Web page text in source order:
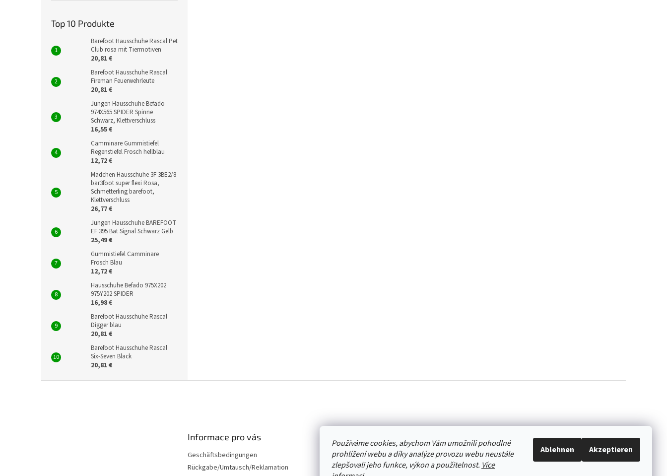
Používáme cookies, abychom Vám umožnili pohodlné
prohlížení webu a díky analýze provozu webu neustále
zlepšovali jeho funkce, výkon a použitelnost. Více
Ablehnen Akzeptieren
Top 10 Produkte
Barefoot Hausschuhe Rascal Pet
Club rosa mit Tiermotiven
20,81 €
Barefoot Hausschuhe Rascal
Fireman Feuerwehrleute
20,81 €
Jungen Hausschuhe Befado
974X565 SPIDER Spinne
Schwarz, Klettverschluss
16,55 €
Camminare Gummistiefel
Regenstiefel Frosch hellblau
12,72 €
Mädchen Hausschuhe 3F 3BE2/8
bar3foot super flexi Rosa,
Schmetterling barefoot,
Klettverschluss
26,77 €
Jungen Hausschuhe BAREFOOT
EF 395 Bat Signal Schwarz Gelb
25,49 €
Gummistiefel Camminare
Frosch Blau
12,72 €
Hausschuhe Befado 975X202
975Y202 SPIDER
16,98 €
Barefoot Hausschuhe Rascal
Digger blau
20,81 €
Barefoot Hausschuhe Rascal
Six-Seven Black
20,81 €
Informace pro vás
Geschäftsbedingungen
Rückgabe/Umtausch/Reklamation